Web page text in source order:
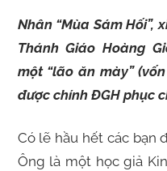
Nhân “Mùa Sám Hối”,
Thánh Giáo Hoàng
một “lão ăn mày”
được chính ĐGH phục
Có lẽ hầu hết các bạn
Ông là một học giả